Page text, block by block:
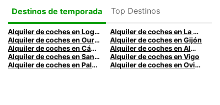
Destinos de temporada
Top Destinos
Alquiler de coches en Logroño
Alquiler de coches en La Coruña
Alquiler de coches en Ourense
Alquiler de coches en Gijón
Alquiler de coches en Cádiz
Alquiler de coches en Almería
Alquiler de coches en Santander
Alquiler de coches en Vigo
Alquiler de coches en Palma
Alquiler de coches en Oviedo